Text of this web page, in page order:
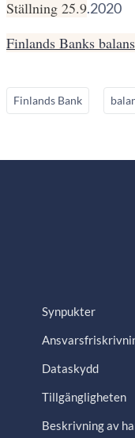
Ställning 25.9.2020
Finlands Banks
Finlands Bank
Synpukter
Dataskydd
Tillgängligheten
Beskrivning av